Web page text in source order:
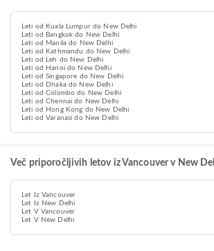
Leti od Kuala Lumpur do New Delhi
Leti od Bangkok do New Delhi
Leti od Manila do New Delhi
Leti od Kathmandu do New Delhi
Leti od Leh do New Delhi
Leti od Hanoi do New Delhi
Leti od Singapore do New Delhi
Leti od Dhaka do New Delhi
Leti od Colombo do New Delhi
Leti od Chennai do New Delhi
Leti od Hong Kong do New Delhi
Leti od Varanasi do New Delhi
Več priporočljivih letov iz Vancouver v New
Let Iz Vancouver
Let Iz New Delhi
Let V Vancouver
Let V New Delhi